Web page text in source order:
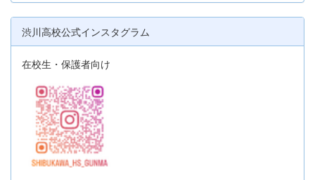
渋川高校公式インスタグラム
在校生・保護者向け